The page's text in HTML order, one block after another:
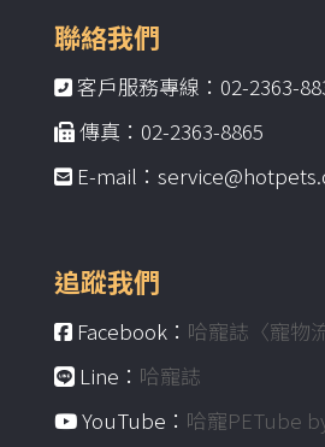
聯絡我們
客戶服務專線：02-2363-
傳真：02-2363-8865
E-mail：
追蹤我們
Facebook： 哈寵誌〈寵物
Line： 哈寵誌
YouTube： 哈寵PETube